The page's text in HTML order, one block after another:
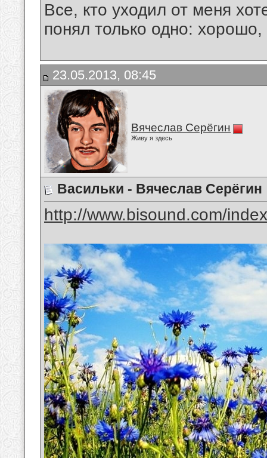
Все, кто уходил от меня
понял только одно:
23.05.2013, 08:45
Вячеслав Серёгин
Живу я здесь
Васильки - Вячеслав Серёгин
http://www.bisound.com/